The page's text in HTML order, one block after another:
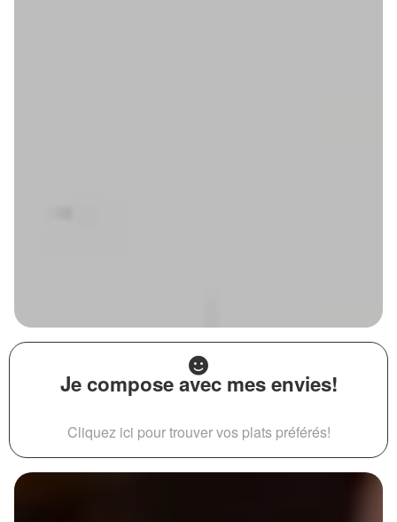
Je compose avec mes envies!
Cliquez ici pour trouver vos plats préférés!